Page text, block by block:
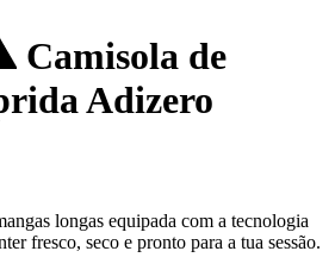
Camisola de
Adizero
longas equipada com a tecnologia
fresco, seco e pronto para a tua sessão.